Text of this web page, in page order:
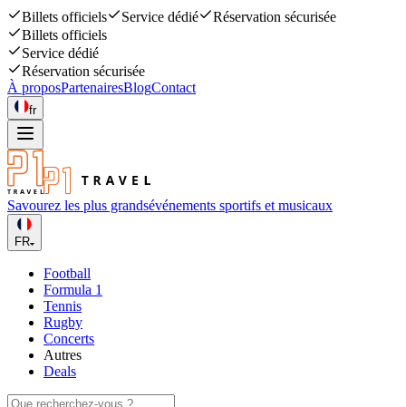
Billets officiels Service dédié
Réservation sécurisée
Billets officiels
Service dédié
Réservation sécurisée
À proposPartenairesBlogContact
fr
Savourez les plus grandsévénements sportifs et musicaux
FR
Football
Formula 1
Tennis
Rugby
Concerts
Autres
Deals